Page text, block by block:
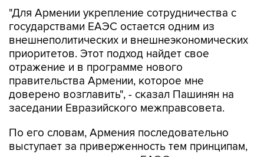
внешнеполитических и внешнеэкономических
приоритетов. Этот подход найдет свое
отражение и в программе нового
правительства Армении, которое мне
доверено возглавить", - сказал Пашинян на
заседании Евразийского межправсовета.
По его словам, Армения последовательно
которые лежат в основе ЕАЭС.